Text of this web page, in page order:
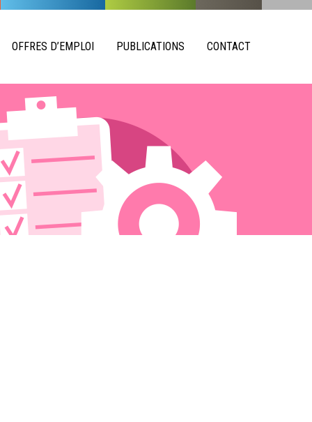
OFFRES D’EMPLOI PUBLICATIONS CONTACT